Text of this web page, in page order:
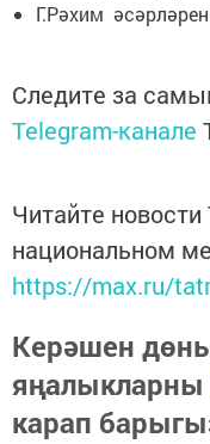
Г.Рәхим әсәрләрен
Следите за
Telegram-канале
Читайте новости
национальном
https://max.ru/
Керәшен
яңалыкларны
карап